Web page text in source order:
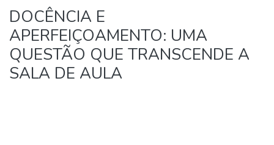
DOCÊNCIA E
APERFEIÇOAMENTO: UMA
QUESTÃO QUE TRANSCENDE A
SALA DE AULA